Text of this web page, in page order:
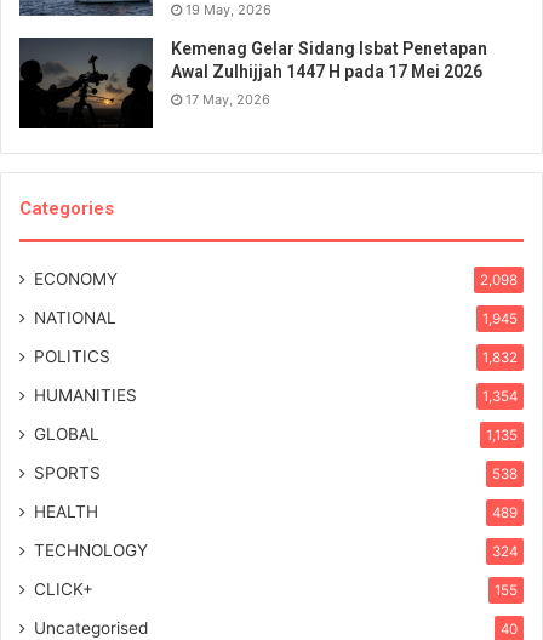
19 May, 2026
Kemenag Gelar Sidang Isbat Penetapan
Awal Zulhijjah 1447 H pada 17 Mei 2026
17 May, 2026
Categories
ECONOMY 2,098
NATIONAL 1,945
POLITICS 1,832
HUMANITIES 1,354
GLOBAL 1,135
SPORTS 538
HEALTH 489
TECHNOLOGY 324
CLICK+ 155
Uncategorised 40